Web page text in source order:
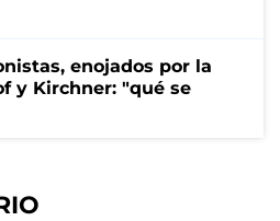
enojados por la
y Kirchner: "qué se